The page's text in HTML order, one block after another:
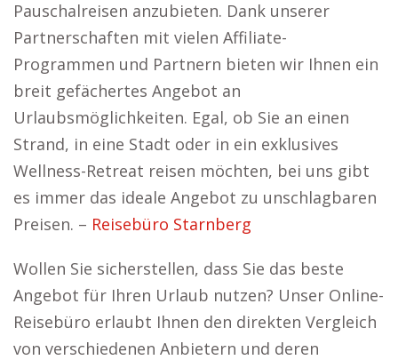
Pauschalreisen anzubieten. Dank unserer
Partnerschaften mit vielen Affiliate-
Programmen und Partnern bieten wir Ihnen ein
breit gefächertes Angebot an
Urlaubsmöglichkeiten. Egal, ob Sie an einen
Strand, in eine Stadt oder in ein exklusives
Wellness-Retreat reisen möchten, bei uns gibt
es immer das ideale Angebot zu unschlagbaren
Preisen. – Reisebüro Starnberg
Wollen Sie sicherstellen, dass Sie das beste
Angebot für Ihren Urlaub nutzen? Unser Online-
Reisebüro erlaubt Ihnen den direkten Vergleich
von verschiedenen Anbietern und deren